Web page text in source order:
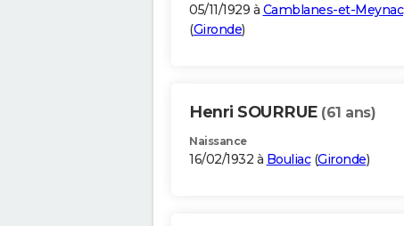
05/11/1929 à Camblanes-et-Meynac
(Gironde)
Henri SOURRUE (61 ans)
Naissance
16/02/1932 à Bouliac(Gironde)